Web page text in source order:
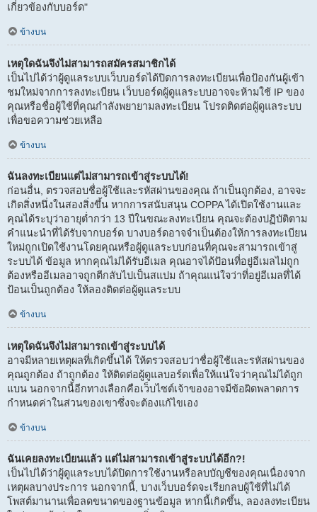
เกี่ยวข้องกับบอร์ด"
ข้างบน
เหตุใดฉันจึงไม่สามารถสมัครสมาชิกได้
เป็นไปได้ว่าผู้ดูแลระบบเว็บบอร์ดได้ปิดการลงทะเบียนเพื่อป้องกันผู้เข้า
ชมใหม่จากการลงทะเบียน เว็บบอร์ดผู้ดูแลระบบอาจจะห้ามใช้ IP ของ
คุณหรือชื่อผู้ใช้ที่คุณกำลังพยายามลงทะเบียน โปรดติดต่อผู้ดูแลระบบ
เพื่อขอความช่วยเหลือ
ข้างบน
ฉันลงทะเบียนแต่ไม่สามารถเข้าสู่ระบบได้!
ก่อนอื่น, ตรวจสอบชื่อผู้ใช้และรหัสผ่านของคุณ ถ้าเป็นถูกต้อง, อาจจะ
เกิดสิ่งหนึ่งในสองสิ่งขึ้น หากการสนับสนุน COPPA ได้เปิดใช้งานและ
คุณได้ระบุว่าอายุต่ำกว่า 13 ปีในขณะลงทะเบียน คุณจะต้องปฏิบัติตาม
คำแนะนำที่ได้รับจากบอร์ด บางบอร์ดอาจจำเป็นต้องให้การลงทะเบียน
ใหม่ถูกเปิดใช้งานโดยคุณหรือผู้ดูแลระบบก่อนที่คุณจะสามารถเข้าสู่
ระบบได้ ข้อมูล หากคุณไม่ได้รับอีเมล คุณอาจได้ป้อนที่อยู่อีเมลไม่ถูก
ต้องหรืออีเมลอาจถูกตีกลับไปเป็นสแปม ถ้าคุณแน่ใจว่าที่อยู่อีเมลที่ได้
ป้อนเป็นถูกต้อง ให้ลองติดต่อผู้ดูแลระบบ
ข้างบน
เหตุใดฉันจึงไม่สามารถเข้าสู่ระบบได้
อาจมีหลายเหตุผลที่เกิดขึ้นได้ ให้ตรวจสอบว่าชื่อผู้ใช้และรหัสผ่านของ
คุณถูกต้อง ถ้าถูกต้อง ให้ติดต่อผู้ดูแลบอร์ดเพื่อให้แน่ใจว่าคุณไม่ได้ถูก
แบน นอกจากนี้อีกทางเลือกคือเว็บไซต์เจ้าของอาจมีข้อผิดพลาดการ
กำหนดค่าในส่วนของเขาซึ่งจะต้องแก้ไขเอง
ข้างบน
ฉันเคยลงทะเบียนแล้ว แต่ไม่สามารถเข้าสู่ระบบได้อีก?!
เป็นไปได้ว่าผู้ดูแลระบบได้ปิดการใช้งานหรือลบบัญชีของคุณเนื่องจาก
เหตุผลบางประการ นอกจากนี้, บางเว็บบอร์ดจะเรียกลบผู้ใช้ที่ไม่ได้
โพสต์มานานเพื่อลดขนาดของฐานข้อมูล หากนี้เกิดขึ้น, ลองลงทะเบียน